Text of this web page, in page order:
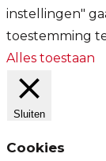
instellingen"
toestemming
Alles toestaan
Sluiten
Cookies